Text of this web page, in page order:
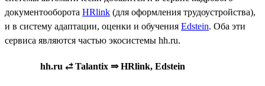
документооборота HRlink (для оформления трудоустройства),
и в систему адаптации, оценки и обучения Edstein. Оба эти
сервиса являются частью экосистемы hh.ru.
hh.ru ⥄ Talantix ⇒ HRlink, Edstein